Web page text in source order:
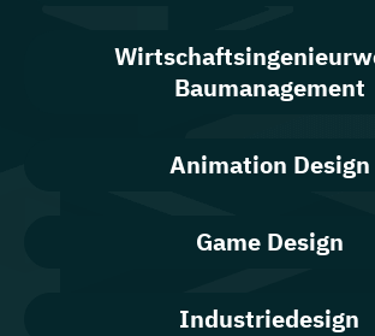
Baumanagement
Animation Design
Game Design
Industriedesign